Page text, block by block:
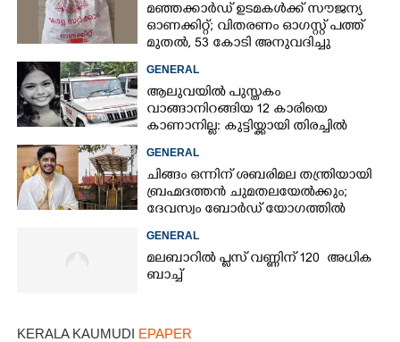
മഞ്ഞക്കാർഡ് ഉടമകൾക്ക് സൗജന്യ
ഓണക്കിറ്റ്; വിതരണം ഓഗസ്റ്റ് പത്ത്
മുതൽ, 53 കോടി അനുവദിച്ചു
GENERAL
ആലുവയിൽ പുസ്തകം
വാങ്ങാനിറങ്ങിയ 12 കാരിയെ
കാണാനില്ല: കുട്ടിയ്ക്കായി തിരച്ചിൽ
GENERAL
ചിങ്ങം ഒന്നിന് ശബരിമല തന്ത്രിയായി
ബ്രഹ്മദത്തൻ ചുമതലയേൽക്കും;
ദേവസ്വം ബോർഡ് യോഗത്തിൽ
GENERAL
മലബാറിൽ പ്ലസ് വണ്ണിന് 120 അധിക
ബാച്ച്
KERALA KAUMUDI EPAPER